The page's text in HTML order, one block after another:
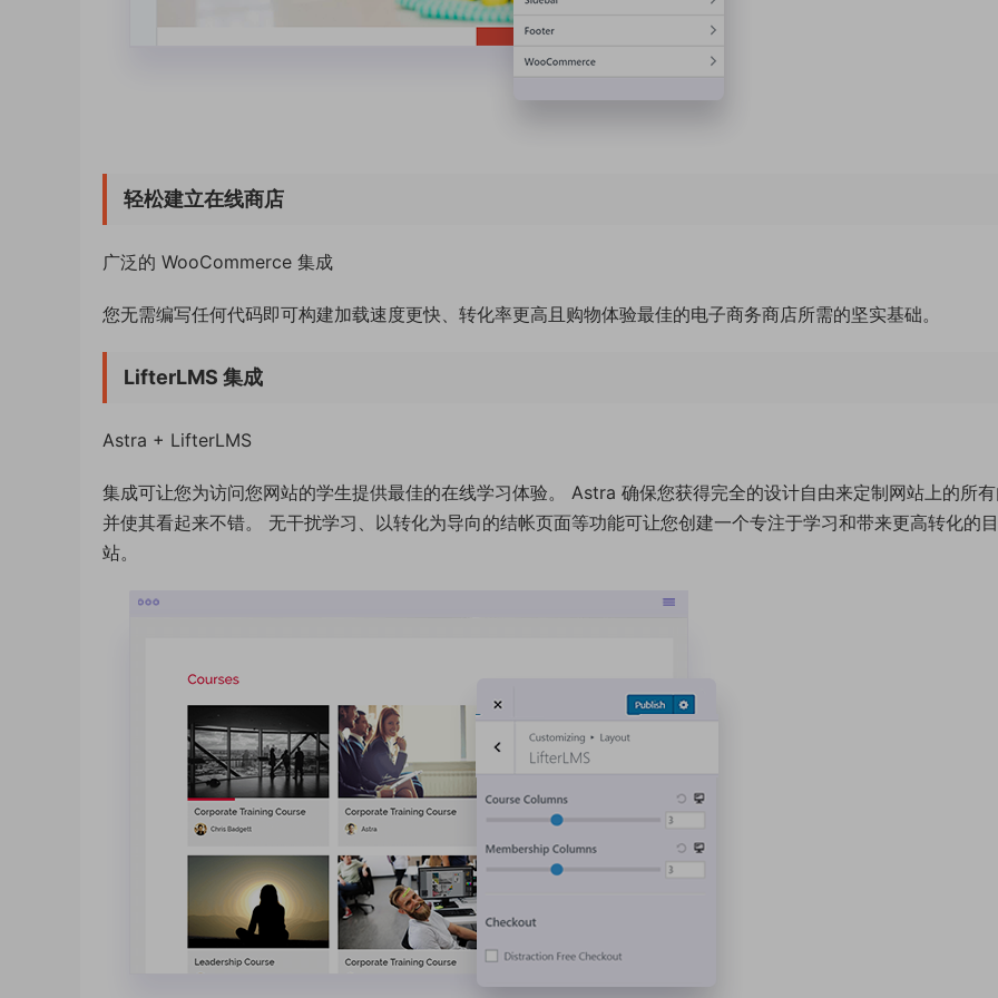
轻松建立在线商店
广泛的 WooCommerce 集成
您无需编写任何代码即可构建加载速度更快、转化率更高且购物体验最佳的电子商务商店所需的坚实基础。
LifterLMS 集成
Astra + LifterLMS
集成可让您为访问您网站的学生提供最佳的在线学习体验。 Astra 确保您获得完全的设计自由来定制网站上的所
并使其看起来不错。 无干扰学习、以转化为导向的结帐页面等功能可让您创建一个专注于学习和带来更高转化的
站。